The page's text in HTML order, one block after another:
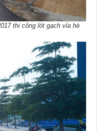
thi công lót gạch vỉa hè